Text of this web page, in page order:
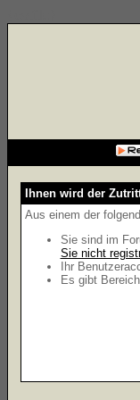
Ihnen wird der
Aus einem der
Sie sind im
Sie nicht
Ihr
Es gibt